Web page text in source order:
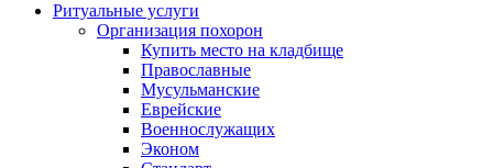
Ритуальные услуги
Организация похорон
Купить место на кладбище
Православные
Мусульманские
Еврейские
Военнослужащих
Эконом